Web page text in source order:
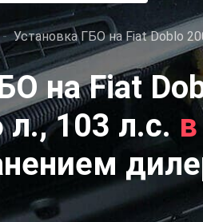
Установка ГБО на Fiat Doblo
на Fiat
л., 103 л.с.